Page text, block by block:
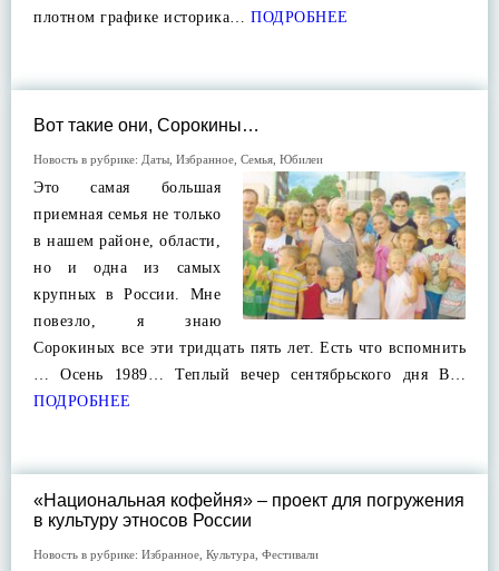
плотном графике историка… ПОДРОБНЕЕ
Вот такие они, Сорокины…
Новость в рубрике: Даты Избранное Семья Юбилеи
Это самая большая
приемная семья не только
в нашем районе, области,
но и одна из самых
крупных в России. Мне
повезло, я знаю
Сорокиных все эти тридцать пять лет. Есть что вспомнить
… Осень 1989… Теплый вечер сентябрьского дня В…
ПОДРОБНЕЕ
«Национальная кофейня» – проект для погружения
в культуру этносов России
Новость в рубрике: Избранное Культура Фестивали